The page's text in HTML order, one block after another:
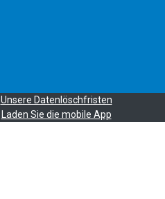
Unsere Datenlöschfristen
Laden Sie die mobile App